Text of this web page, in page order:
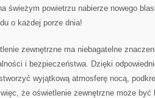
świeżym powietrzu nabierze nowego
o‌ każdej porze ‍dnia!
zewnętrzne ma niebagatelne
i bezpieczeństwa. Dzięki
wyjątkową atmosferę ‌nocą,
że oświetlenie⁣ zewnętrzne może być